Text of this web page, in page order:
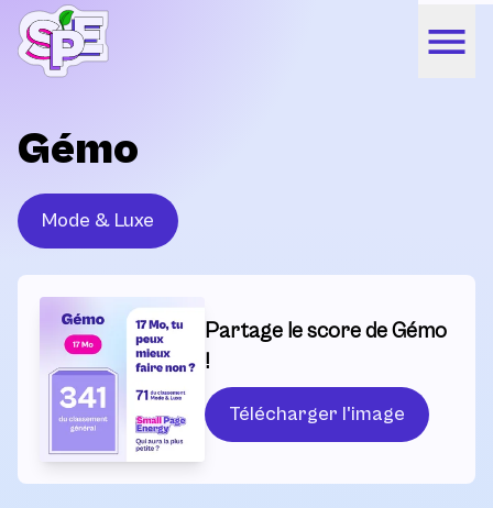
Gémo
Mode & Luxe
Partage le score de Gémo
!
Télécharger l'image